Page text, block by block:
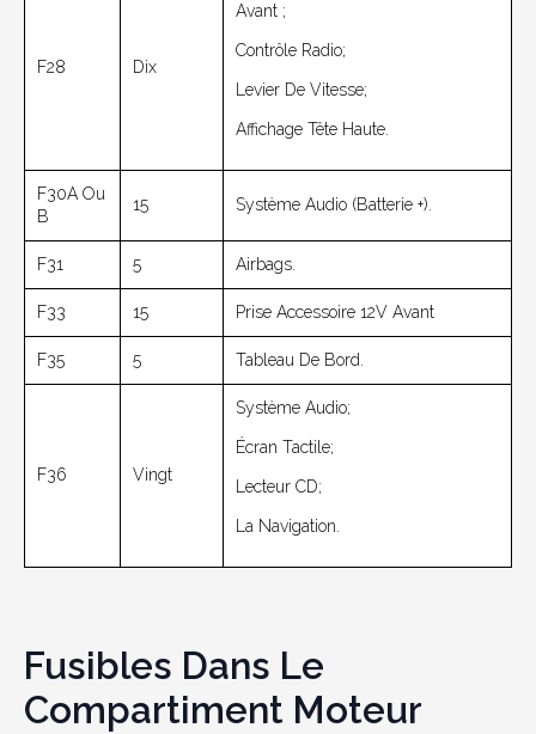
F28 Dix
Avant ;
Contrôle Radio;
Levier De Vitesse;
Affichage Tête Haute.
F30A Ou
B
15 Système Audio (batterie +).
F31 5 Airbags.
F33 15 Prise Accessoire 12V Avant
F35 5 Tableau De Bord.
F36 Vingt
Système Audio;
Écran Tactile;
Lecteur CD;
La Navigation.
Fusibles Dans Le
Compartiment Moteur